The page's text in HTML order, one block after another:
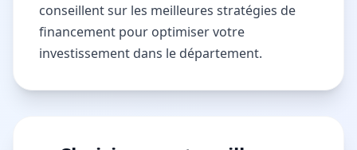
conseillent sur les meilleures stratégies de
financement pour optimiser votre
investissement dans le département.